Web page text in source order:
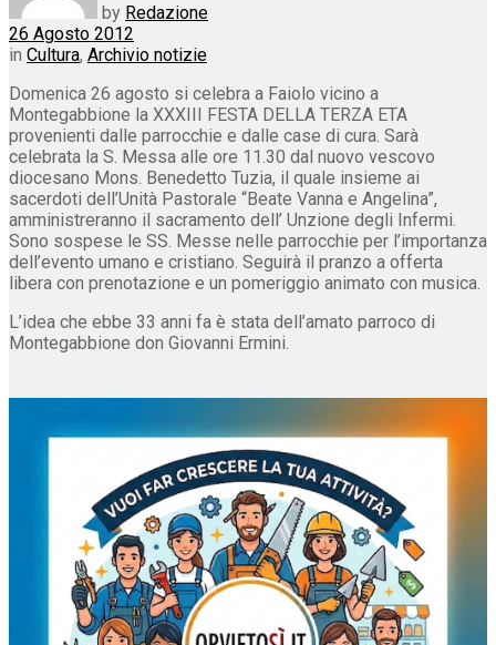
by Redazione
26 Agosto 2012
in Cultura, Archivio notizie
Domenica 26 agosto si celebra a Faiolo vicino a
Montegabbione la XXXIII FESTA DELLA TERZA ETA
provenienti dalle parrocchie e dalle case di cura. Sarà
celebrata la S. Messa alle ore 11.30 dal nuovo vescovo
diocesano Mons. Benedetto Tuzia, il quale insieme ai
sacerdoti dell’Unità Pastorale “Beate Vanna e Angelina”,
amministreranno il sacramento dell’ Unzione degli Infermi.
Sono sospese le SS. Messe nelle parrocchie per l’importanza
dell’evento umano e cristiano. Seguirà il pranzo a offerta
libera con prenotazione e un pomeriggio animato con musica.
L’idea che ebbe 33 anni fa è stata dell’amato parroco di
Montegabbione don Giovanni Ermini.